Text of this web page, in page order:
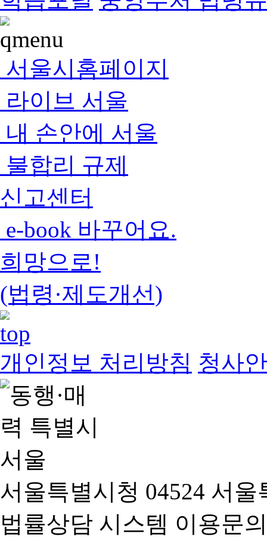
서울시홈페이지
라이브 서울
내 손안에 서울
불합리 규제
신고센터
e-book 바꾸어요.
희망으로!
(법령·제도개선)
개인정보 처리방침 청사
서울특별시청 04524 서
법률상담 시스템 이용문